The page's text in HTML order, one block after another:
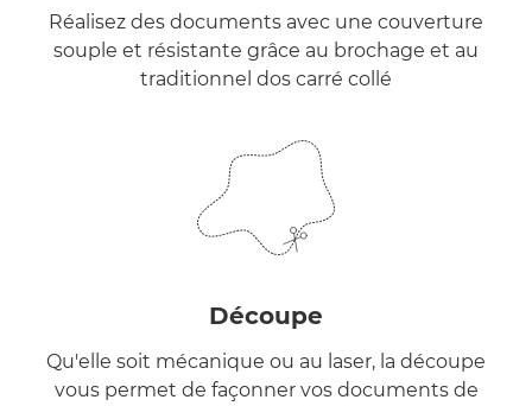
Réalisez des documents avec une couverture
souple et résistante grâce au brochage et au
traditionnel dos carré collé
Découpe
Qu'elle soit mécanique ou au laser, la découpe
vous permet de façonner vos documents de